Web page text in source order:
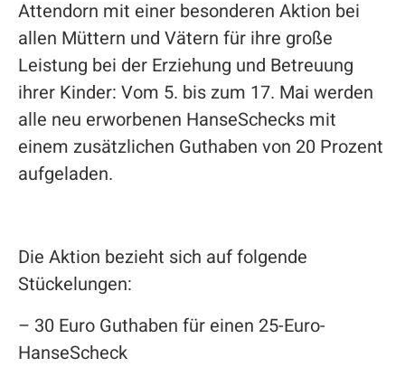
Attendorn mit einer besonderen Aktion bei
allen Müttern und Vätern für ihre große
Leistung bei der Erziehung und Betreuung
ihrer Kinder: Vom 5. bis zum 17. Mai werden
alle neu erworbenen HanseSchecks mit
einem zusätzlichen Guthaben von 20 Prozent
aufgeladen.
Die Aktion bezieht sich auf folgende
Stückelungen:
– 30 Euro Guthaben für einen 25-Euro-
HanseScheck